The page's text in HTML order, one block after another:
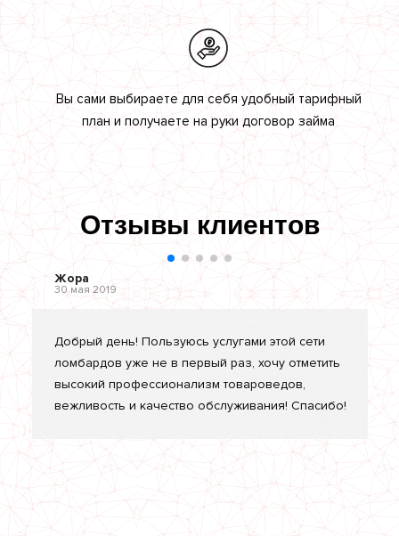
Вы сами выбираете для себя удобный тарифный
план и получаете на руки договор займа
Отзывы клиентов
Жора
30 мая 2019
Добрый день! Пользуюсь услугами этой сети
ломбардов уже не в первый раз, хочу отметить
высокий профессионализм товароведов,
вежливость и качество обслуживания! Спасибо!